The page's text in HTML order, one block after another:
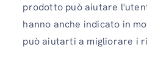
prodotto può aiutare
hanno anche indicato in
può aiutarti a migliorare i